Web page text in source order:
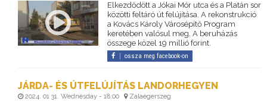
Elkezdődött a Jókai Mór utca és a Platán sor
közötti feltáró út felújítása. A rekonstrukció
a Kovács Károly Városépítő Program
keretében valósul meg. A beruházás
összege közel 19 millió forint.
ossza meg facebook-on
JÁRDA- ÉS ÚTFELÚJÍTÁS LANDORHEGYEN
2024. 01 31. Wednesday - 18:00 Zalaegerszeg